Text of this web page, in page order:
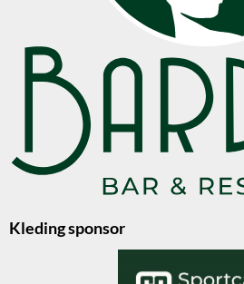
Kleding sponsor